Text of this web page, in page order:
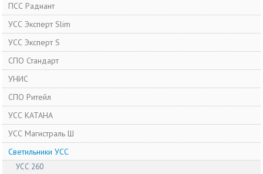
ПСС Радиант
УСС Эксперт Slim
УСС Эксперт S
СПО Стандарт
УНИС
СПО Ритейл
УСС КАТАНА
УСС Магистраль Ш
Светильники УСС
УСС 260